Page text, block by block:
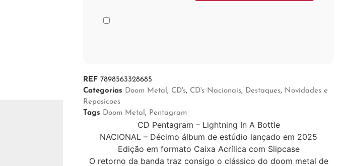
REF7898563328685
Categorias Doom Metal , CD's, CD's Nacionais, Destaques, Novidades e
Reposicoes
Tags Doom Metal , Pentagram
CD Pentagram – Lightning In A Bottle
NACIONAL – Décimo álbum de estúdio lançado em 2025
Edição em formato Caixa Acrílica com Slipcase
O retorno da banda traz consigo o clássico do doom metal de